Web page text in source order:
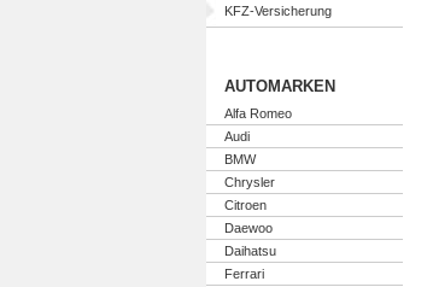
KFZ-Versicherung
AUTOMARKEN
Alfa Romeo
Audi
BMW
Chrysler
Citroen
Daewoo
Daihatsu
Ferrari